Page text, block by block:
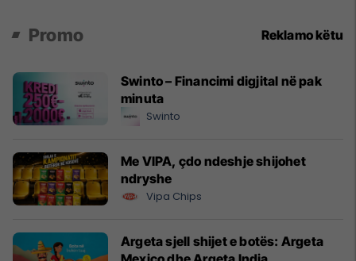
Promo Reklamo këtu
Swinto – Financimi digjital në pak
minuta
Swinto
Me VIPA, çdo ndeshje shijohet
ndryshe
Vipa Chips
Argeta sjell shijet e botës: Argeta